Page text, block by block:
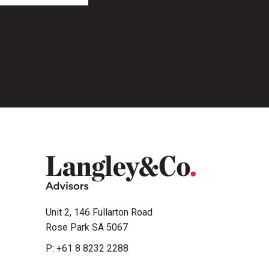
Unit 2, 146 Fullarton Road
Rose Park SA 5067
P: +61 8 8232 2288